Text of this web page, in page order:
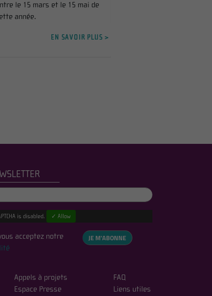
le 15 mars et le 15 mai de
année.
EN SAVOIR PLUS >
is disabled. ✓ Allow
acceptez notre
JE M'ABONNE
Appels à projets
Espace Presse
FAQ
Liens utiles